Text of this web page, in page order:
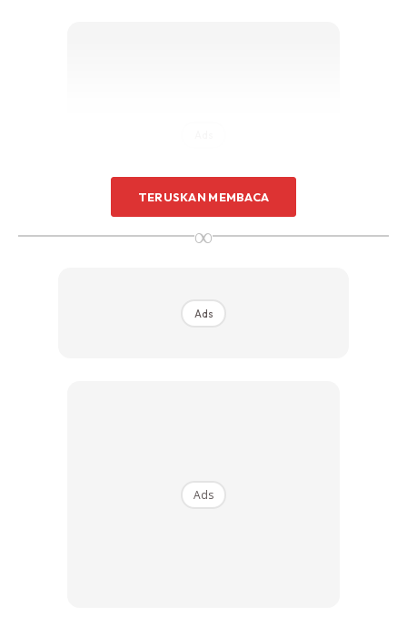
Dah ambil ukuran semua. Saya extend panjang katil lebih
TERUSKAN MEMBACA
∞
Ads
Ads